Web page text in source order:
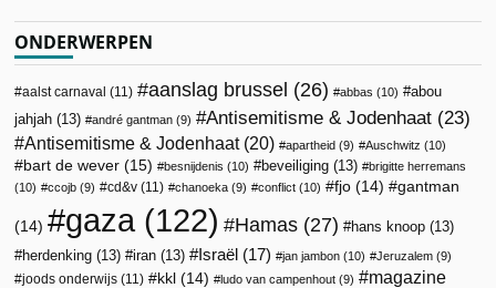
ONDERWERPEN
aalst carnaval (11) aanslag brussel (26) abbas (10)
abou
jahjah (13) andré gantman (9) Antisemitisme & Jodenhaat (23)
Antisemitisme & Jodenhaat(20) apartheid (9) Auschwitz (10)
bart de wever (15) besnijdenis (10) beveiliging (13)
brigitte herremans
(10)
ccojb (9) cd&v (11) chanoeka (9) conflict (10) fjo (14) gantman
(14) gaza (122) Hamas (27) hans knoop (13)
herdenking (13) iran (13) Israël (17) jan jambon (10) Jeruzalem (9)
joods onderwijs (11) kkl (14) ludo van campenhout (9)
magazine